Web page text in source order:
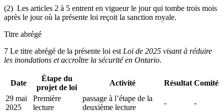
(2) Les articles 2 à 5 entrent en vigueur le jour qui tombe trois mois
après le jour où la présente loi reçoit la sanction royale.
Titre abrégé
7 Le titre abrégé de la présente loi est Loi de 2025 visant à réduire
les inondations et accroître la sécurité en Ontario.
Date
Étape du
projet de loi
Activité Résultat Comité
29 mai
2025
Première
lecture
passage à l’étape de la
deuxième lecture
-
-